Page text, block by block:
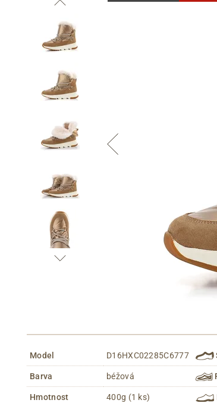
Model D16HXC02285C6777
Barva béžová
Hmotnost 400g (1 ks)